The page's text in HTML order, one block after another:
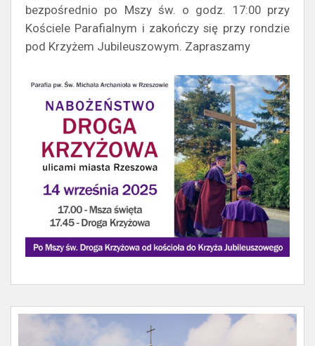
bezpośrednio po Mszy św. o godz. 17:00 przy
Kościele Parafialnym i zakończy się przy rondzie
pod Krzyżem Jubileuszowym. Zapraszamy